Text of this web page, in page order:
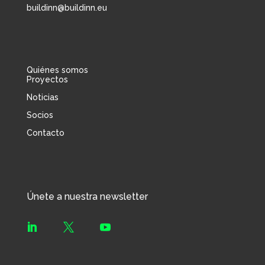
buildinn@buildinn.eu
Quiénes somos
Proyectos
Noticias
Socios
Contacto
Únete a nuestra newsletter
  